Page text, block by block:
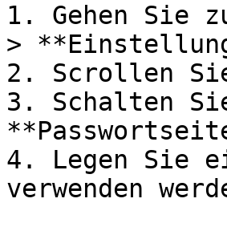
1. Gehen Sie
>
2. Scrollen
3. Schalten
4. Legen Sie
verwenden